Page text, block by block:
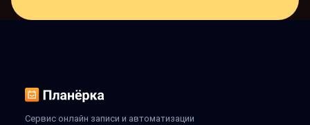
Сервис онлайн записи и автоматизации